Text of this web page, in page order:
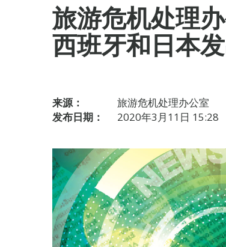
旅游危机处理
西班牙和日本
来源：
旅游危机处理办公室
发布日期：
2020年3月11日 15:28